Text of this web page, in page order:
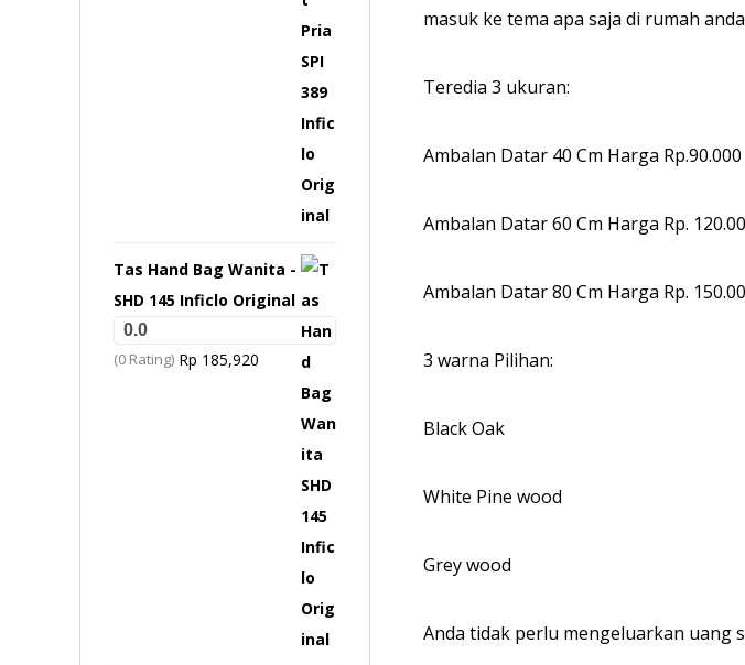
masuk ke tema apa saja di rumah
Teredia 3 ukuran:
Ambalan Datar 40 Cm Harga Rp.90.000
Ambalan Datar 60 Cm Harga Rp.
Ambalan Datar 80 Cm Harga Rp.
3 warna Pilihan:
Black Oak
White Pine wood
Grey wood
Anda tidak perlu mengeluarkan uang
Tas Hand Bag Wanita -
SHD 145 Inficlo Original
0.0
(0 Rating) Rp 185,920